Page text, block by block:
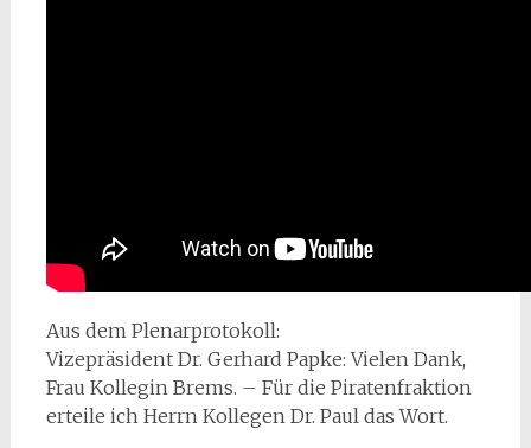
Aus dem Plenarprotokoll:
Vizepräsident Dr. Gerhard Papke: Vielen Dank,
Frau Kollegin Brems. – Für die Piratenfraktion
erteile ich Herrn Kollegen Dr. Paul das Wort.